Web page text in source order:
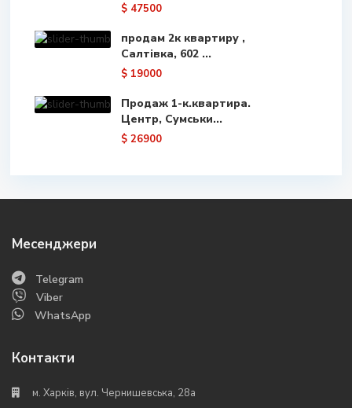
$ 47500
продам 2к квартиру ,
Салтівка, 602 ...
$ 19000
Продаж 1-к.квартира.
Центр, Сумськи...
$ 26900
Месенджери
Telegram
Viber
WhatsApp
Контакти
м. Харків, вул. Чернишевська, 28а